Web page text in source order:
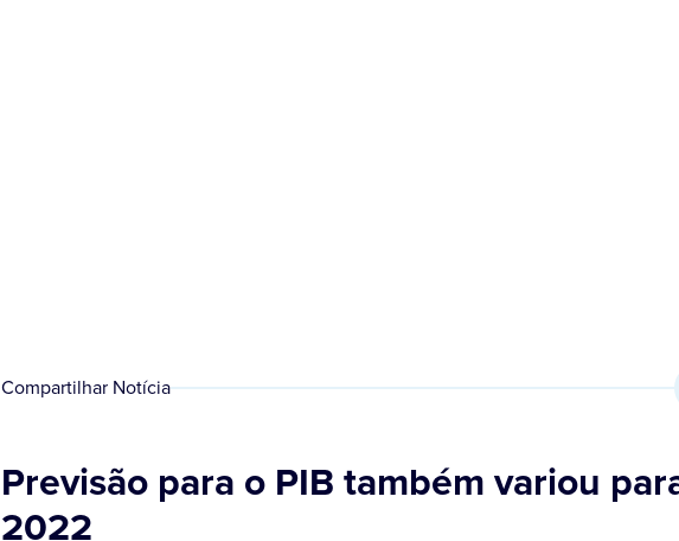
Compartilhar Notícia
Previsão para o PIB também variou
2022